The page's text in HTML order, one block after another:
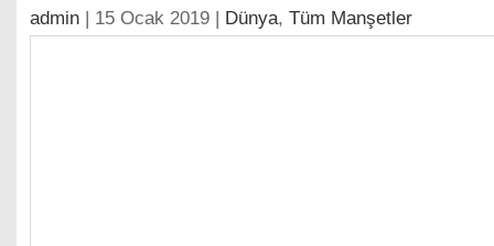
admin | 15 Ocak 2019 | Dünya, Tüm Manşetler